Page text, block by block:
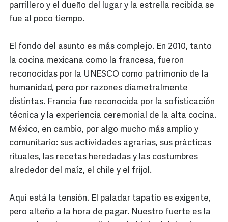
parrillero y el dueño del lugar y la estrella recibida se
fue al poco tiempo.
El fondo del asunto es más complejo. En 2010, tanto
la cocina mexicana como la francesa, fueron
reconocidas por la UNESCO como patrimonio de la
humanidad, pero por razones diametralmente
distintas. Francia fue reconocida por la sofisticación
técnica y la experiencia ceremonial de la alta cocina.
México, en cambio, por algo mucho más amplio y
comunitario: sus actividades agrarias, sus prácticas
rituales, las recetas heredadas y las costumbres
alrededor del maíz, el chile y el frijol.
Aquí está la tensión. El paladar tapatío es exigente,
pero alteño a la hora de pagar. Nuestro fuerte es la